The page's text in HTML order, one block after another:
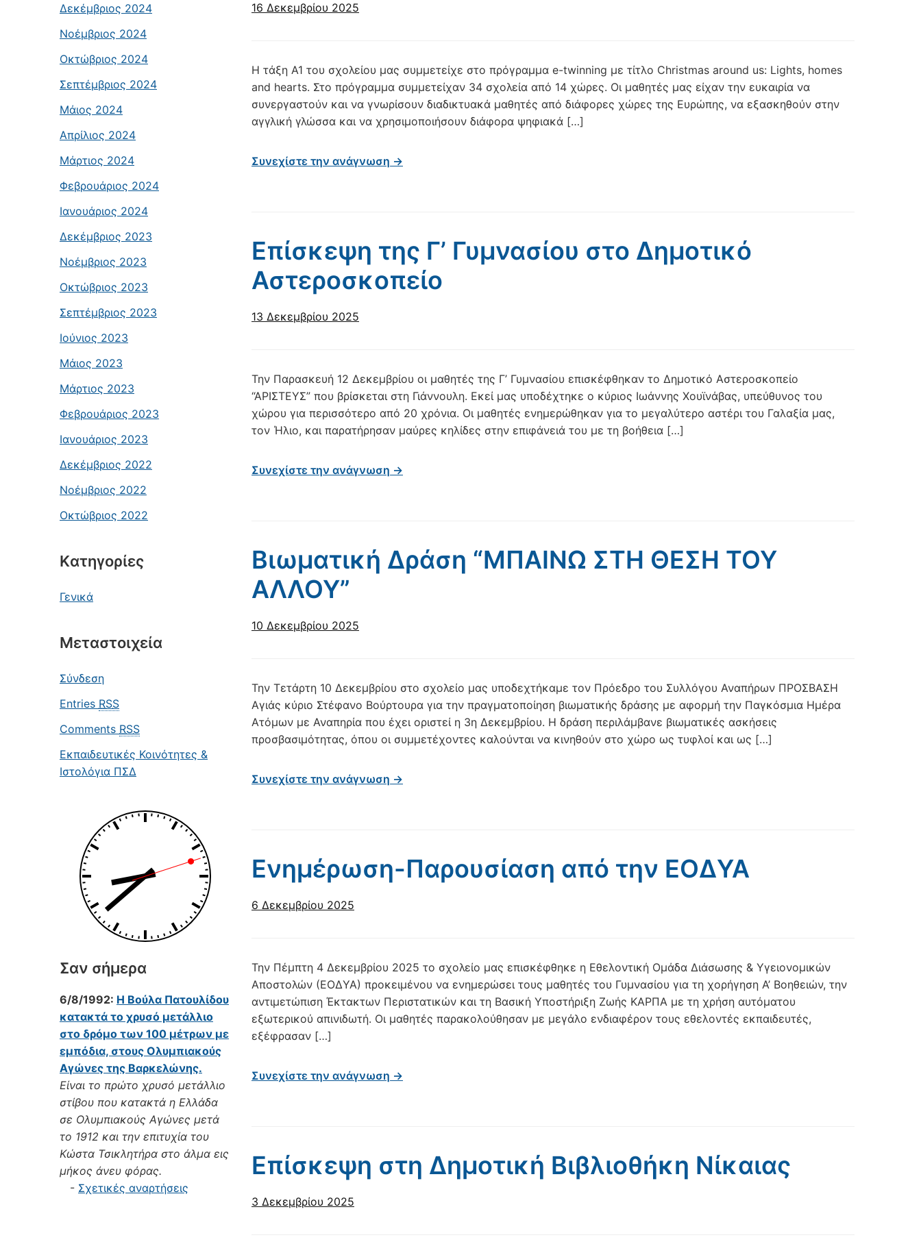
Δεκέμβριος 2024
Νοέμβριος 2024
Οκτώβριος 2024
Σεπτέμβριος 2024
Μάιος 2024
Απρίλιος 2024
Μάρτιος 2024
Φεβρουάριος 2024
Ιανουάριος 2024
Δεκέμβριος 2023
Νοέμβριος 2023
Οκτώβριος 2023
Σεπτέμβριος 2023
Ιούνιος 2023
Μάιος 2023
Μάρτιος 2023
Φεβρουάριος 2023
Ιανουάριος 2023
Δεκέμβριος 2022
Νοέμβριος 2022
Οκτώβριος 2022
Kατηγορίες
Γενικά
Μεταστοιχεία
Σύνδεση
Entries RSS
Comments RSS
Εκπαιδευτικές Κοινότητες &
Ιστολόγια ΠΣΔ
Σαν σήμερα
6/8/1992: Η Βούλα Πατουλίδου
κατακτά το χρυσό μετάλλιο
στο δρόμο των 100 μέτρων με
εμπόδια, στους Ολυμπιακούς
Αγώνες της Βαρκελώνης.
Είναι το πρώτο χρυσό μετάλλιο
στίβου που κατακτά η Ελλάδα
σε Ολυμπιακούς Αγώνες μετά
το 1912 και την επιτυχία του
Κώστα Τσικλητήρα στο άλμα εις
μήκος άνευ φόρας.
- Σχετικές αναρτήσεις
16 Δεκεμβρίου 2025
Η τάξη Α1 του σχολείου μας συμμετείχε στο πρόγραμμα e-twinning με τίτλο Christmas around us: Lights, homes
and hearts. Στο πρόγραμμα συμμετείχαν 34 σχολεία από 14 χώρες. Οι μαθητές μας είχαν την ευκαιρία να
συνεργαστούν και να γνωρίσουν διαδικτυακά μαθητές από διάφορες χώρες της Ευρώπης, να εξασκηθούν στην
αγγλική γλώσσα και να χρησιμοποιήσουν διάφορα ψηφιακά […]
Συνεχίστε την ανάγνωση →
Επίσκεψη της Γ’ Γυμνασίου στο Δημοτικό
Αστεροσκοπείο
13 Δεκεμβρίου 2025
Την Παρασκευή 12 Δεκεμβρίου οι μαθητές της Γ’ Γυμνασίου επισκέφθηκαν το Δημοτικό Αστεροσκοπείο
“ΑΡΙΣΤΕΥΣ” που βρίσκεται στη Γιάννουλη. Εκεί μας υποδέχτηκε ο κύριος Ιωάννης Χουϊνάβας, υπεύθυνος του
χώρου για περισσότερο από 20 χρόνια. Οι μαθητές ενημερώθηκαν για το μεγαλύτερο αστέρι του Γαλαξία μας,
τον Ήλιο, και παρατήρησαν μαύρες κηλίδες στην επιφάνειά του με τη βοήθεια […]
Συνεχίστε την ανάγνωση →
Βιωματική Δράση “ΜΠΑΙΝΩ ΣΤΗ ΘΕΣΗ ΤΟΥ
ΑΛΛΟΥ”
10 Δεκεμβρίου 2025
Την Τετάρτη 10 Δεκεμβρίου στο σχολείο μας υποδεχτήκαμε τον Πρόεδρο του Συλλόγου Αναπήρων ΠΡΟΣΒΑΣΗ
Αγιάς κύριο Στέφανο Βούρτουρα για την πραγματοποίηση βιωματικής δράσης με αφορμή την Παγκόσμια Ημέρα
Ατόμων με Αναπηρία που έχει οριστεί η 3η Δεκεμβρίου. Η δράση περιλάμβανε βιωματικές ασκήσεις
προσβασιμότητας, όπου οι συμμετέχοντες καλούνται να κινηθούν στο χώρο ως τυφλοί και ως […]
Συνεχίστε την ανάγνωση →
Ενημέρωση-Παρουσίαση από την ΕΟΔΥΑ
6 Δεκεμβρίου 2025
Την Πέμπτη 4 Δεκεμβρίου 2025 το σχολείο μας επισκέφθηκε η Εθελοντική Ομάδα Διάσωσης & Υγειονομικών
Αποστολών (ΕΟΔΥΑ) προκειμένου να ενημερώσει τους μαθητές του Γυμνασίου για τη χορήγηση Α’ Βοηθειών, την
αντιμετώπιση Έκτακτων Περιστατικών και τη Βασική Υποστήριξη Ζωής ΚΑΡΠΑ με τη χρήση αυτόματου
εξωτερικού απινιδωτή. Οι μαθητές παρακολούθησαν με μεγάλο ενδιαφέρον τους εθελοντές εκπαιδευτές,
εξέφρασαν […]
Συνεχίστε την ανάγνωση →
Επίσκεψη στη Δημοτική Βιβλιοθήκη Νίκαιας
3 Δεκεμβρίου 2025